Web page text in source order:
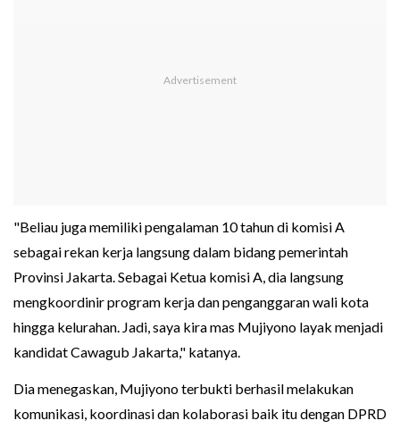
"Beliau juga memiliki pengalaman 10 tahun di komisi A
sebagai rekan kerja langsung dalam bidang pemerintah
Provinsi Jakarta. Sebagai Ketua komisi A, dia langsung
mengkoordinir program kerja dan penganggaran wali kota
hingga kelurahan. Jadi, saya kira mas Mujiyono layak menjadi
kandidat Cawagub Jakarta," katanya.
Dia menegaskan, Mujiyono terbukti berhasil melakukan
komunikasi, koordinasi dan kolaborasi baik itu dengan DPRD